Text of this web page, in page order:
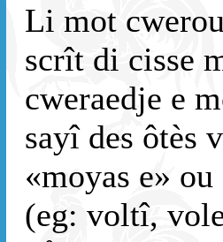
Li mot
scrît di cisse
cweraedje e
sayî des ôtès
«moyas e»
(eg: voltî,